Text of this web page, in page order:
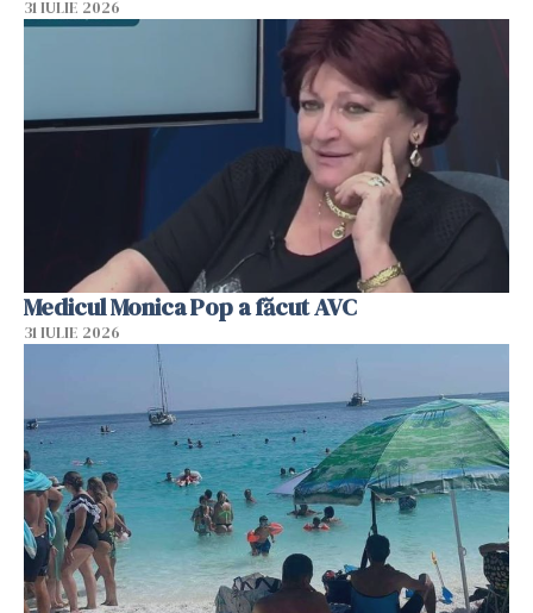
31 IULIE 2026
Medicul Monica Pop a făcut AVC
31 IULIE 2026